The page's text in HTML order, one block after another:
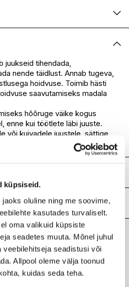
küpsiseid.
oluline ning me soovime,
kasutades turvaliselt.
oma valikuid küpsiste
seadetes muuta. Mõnel juhul
veebilehitseja seadistusi või
Allpool oleme välja toonud
kuidas seda teha.
juukseid tihendada,
nende täidlust. Annab tugeva,
hoidvuse. Toimib hästi
saavutamiseks madala
hõõruge väike kogus
enne kui töötlete läbi juuste.
või kuivadele juustele, sättige
Alcohol Coconut, SD Alcohol
Propylene Glycol, Tridecyl
Hexacaprylate Hexacaprate,
8 Beeswax, Tridecyl
Oil Castor Beans, Acrylates C10
Triethanolamine,
Methylparaben,
Butylparaben,
Caramel, FD and C Yellow
CREW
tooted